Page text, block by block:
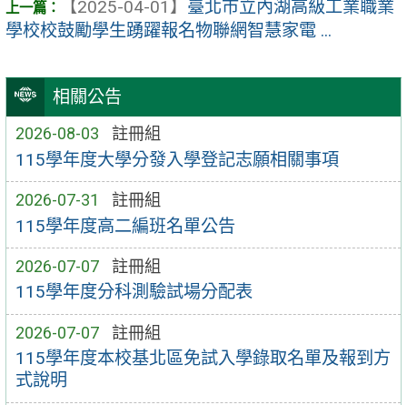
相關公告
2026-08-03 註冊組
115學年度大學分發入學登記志願相關事項
2026-07-31 註冊組
115學年度高二編班名單公告
2026-07-07 註冊組
115學年度分科測驗試場分配表
2026-07-07 註冊組
115學年度本校基北區免試入學錄取名單及報到方
式說明
【2025-04-01】 臺北市立內湖高級工業職業
學校校鼓勵學生踴躍報名物聯網智慧家電 ...